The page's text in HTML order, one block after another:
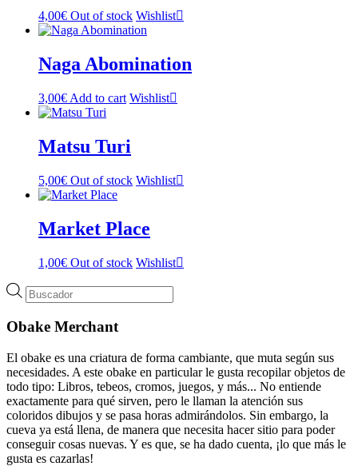
4,00€ Out of stock Wishlist
Naga Abomination
3,00€ Add to cart Wishlist
Matsu Turi
5,00€ Out of stock Wishlist
Market Place
1,00€ Out of stock Wishlist
Búsqueda
de
Obake Merchant
El obake es una criatura de forma cambiante, que muta según sus
necesidades. A este obake en particular le gusta recopilar objetos de
todo tipo: Libros, tebeos, cromos, juegos, y más... No entiende
exactamente para qué sirven, pero le llaman la atención sus
coloridos dibujos y se pasa horas admirándolos. Sin embargo, la
cueva ya está llena, de manera que necesita hacer sitio para poder
conseguir cosas nuevas. Y es que, se ha dado cuenta, ¡lo que más le
gusta es cazarlas!